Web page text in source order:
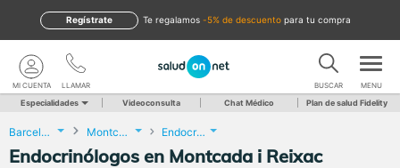
te regalamos -5% de descuento para tu compra
Regístrate
LLAMAR
MI CUENTA BUSCAR MENU
Especialidades Videoconsulta Chat Médico Plan de salud Fidelity
Barcelona Montcada i Reixac Endocrinología y Nutrición
Endocrinólogos en Montcada i Reixac